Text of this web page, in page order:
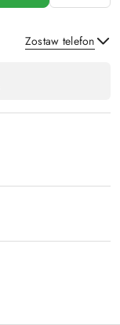
Zostaw telefon